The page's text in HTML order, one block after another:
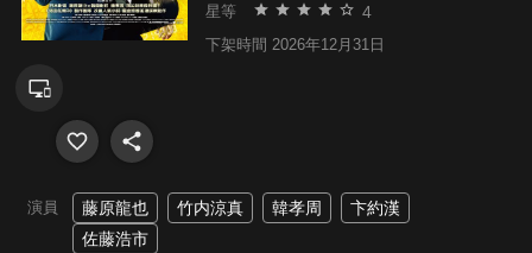
星等 4
下架時間 2026年12月31日
演員 藤原龍也 竹内涼真 韓孝周
卞約漢
佐藤浩市